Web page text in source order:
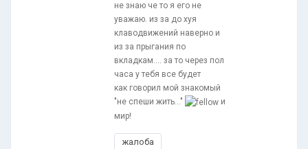
не знаю че то я его не
уважаю. из за до хуя
клаводвижений наверно и
из за прыгания по
вкладкам.... за то через пол
часа у тебя все будет
как говорил мой знакомый
"не спеши жить..."
и
мир!
жалоба